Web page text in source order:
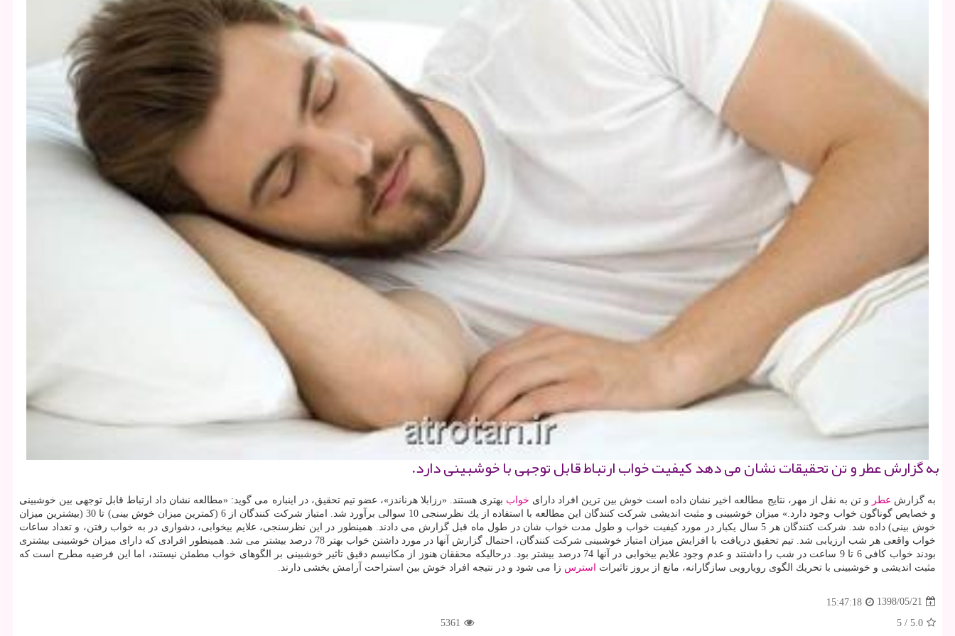
به گزارش عطر و تن تحقیقات نشان می دهد كیفیت خواب ارتباط قابل توجهی با خوشبینی دارد.
به گزارش عطر و تن به نقل از مهر، نتایج مطالعه اخیر نشان داده است خوش بین ترین افراد دارای خواب بهتری هستند. «رزابلا هرناندز»، عضو تیم تحقیق، در اینباره می گوید: «مطالعه نشان داد ارتباط قابل توجهی بین خوشبینی
و خصایص گوناگون خواب وجود دارد.» میزان خوشبینی و مثبت اندیشی شركت كنندگان این مطالعه با استفاده از یك نظرسنجی 10 سوالی برآورد شد. امتیاز شركت كنندگان از 6 (كمترین میزان خوش بینی) تا 30 (بیشترین میزان
خوش بینی) داده شد. شركت كنندگان هر 5 سال یكبار در مورد كیفیت خواب و طول مدت خواب شان در طول ماه قبل گزارش می دادند. همینطور در این نظرسنجی، علایم بیخوابی، دشواری در به خواب رفتن، و تعداد ساعات
خواب واقعی هر شب ارزیابی شد. تیم تحقیق دریافت با افزایش میزان امتیاز خوشبینی شركت كنندگان، احتمال گزارش آنها در مورد داشتن خواب بهتر 78 درصد بیشتر می شد. همینطور افرادی كه دارای میزان خوشبینی بیشتری
بودند خواب كافی 6 تا 9 ساعت در شب را داشتند و عدم وجود علایم بیخوابی در آنها 74 درصد بیشتر بود. درحالیكه محققان هنوز از مكانیسم دقیق تاثیر خوشبینی بر الگوهای خواب مطمئن نیستند، اما این فرضیه مطرح است كه
مثبت اندیشی و خوشبینی با تحریك الگوی رویارویی سازگارانه، مانع از بروز تاثیرات استرس زا می شود و در نتیجه افراد خوش بین استراحت آرامش بخشی دارند.
1398/05/21
15:47:18
5.0
/
5
5361